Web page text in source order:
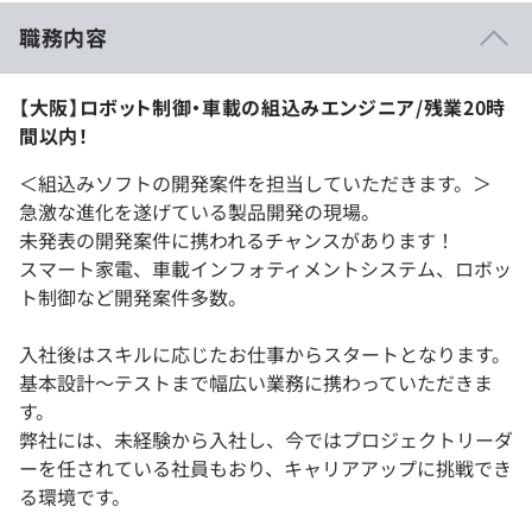
職務内容
【大阪】ロボット制御・車載の組込みエンジニア/残業20時
間以内！
＜組込みソフトの開発案件を担当していただきます。＞
急激な進化を遂げている製品開発の現場。
未発表の開発案件に携われるチャンスがあります！
スマート家電、車載インフォティメントシステム、ロボッ
ト制御など開発案件多数。
入社後はスキルに応じたお仕事からスタートとなります。
基本設計～テストまで幅広い業務に携わっていただきま
す。
弊社には、未経験から入社し、今ではプロジェクトリーダ
ーを任されている社員もおり、キャリアアップに挑戦でき
る環境です。